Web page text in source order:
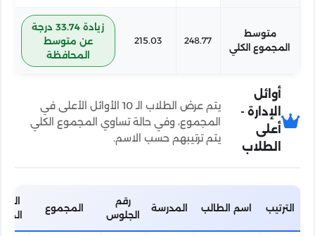
متوسط
المجموع الكلي
248.77
215.03
زيادة 33.74 درجة
عن متوسط
المحافظة
أوائل
الإدارة -
أعلى
الطلاب
يتم عرض الطلاب الـ 10 الأوائل الأعلى في
المجموع، وفي حالة تساوي المجموع الكلي
يتم ترتيبهم حسب الاسم.
الترتيب اسم الطالب المدرسة
رقم
الجلوس
المجموع